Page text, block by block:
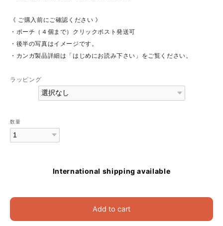
《 ご購入前にご確認ください 》
・ポーチ（４個まで）クリックポスト発送可
・後半の写真はイメージです。
・カンガ製品詳細は「はじめにお読み下さい」をご覧ください。
ラッピング
数量
International shipping available
Add to cart